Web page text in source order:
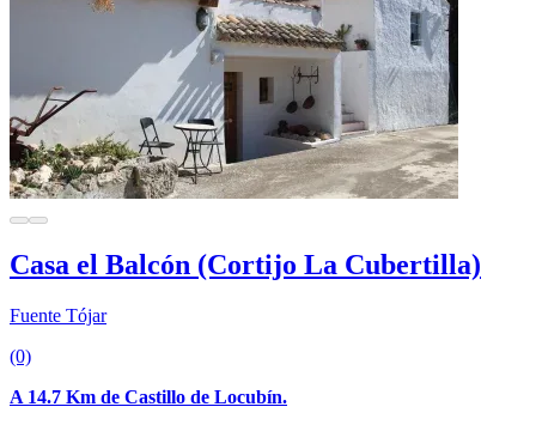
Casa el Balcón (Cortijo La Cubertilla)
Fuente Tójar
(0)
A 14.7 Km de Castillo de Locubín.